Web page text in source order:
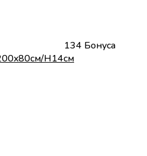
134 Бонуса
H14см